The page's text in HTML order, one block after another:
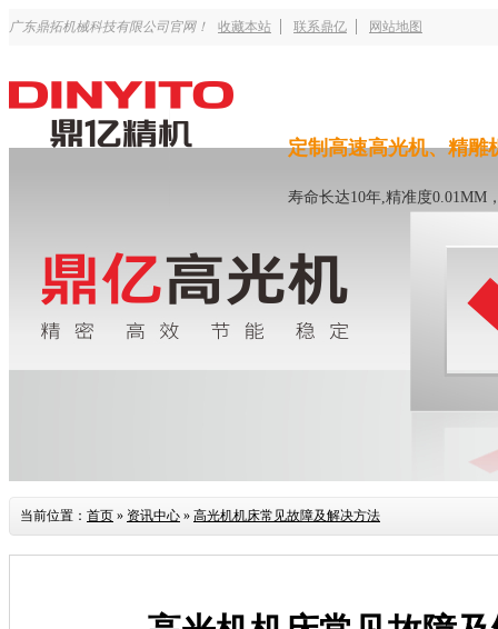
广东鼎拓机械科技有限公司官网！ 收藏本站 联系鼎亿 网站地图
定制高速高光机、精雕
寿命长达10年,精准度0.01MM
当前位置： 首页 » 资讯中心 » 高光机机床常见故障及解决方法